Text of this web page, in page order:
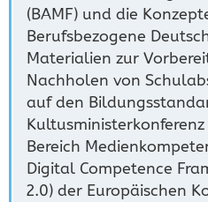
(BAMF) und die
Berufsbezogene
Materialien zur
Nachholen von
auf den
Kultusministerkonferenz
Bereich
Digital Competence
2.0) der Europäischen